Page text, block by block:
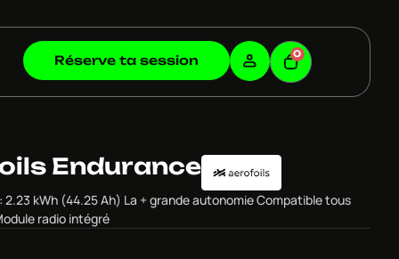
Réserve ta session 0
Endurance
kWh (44.25 Ah) La + grande autonomie Compatible tous
radio intégré